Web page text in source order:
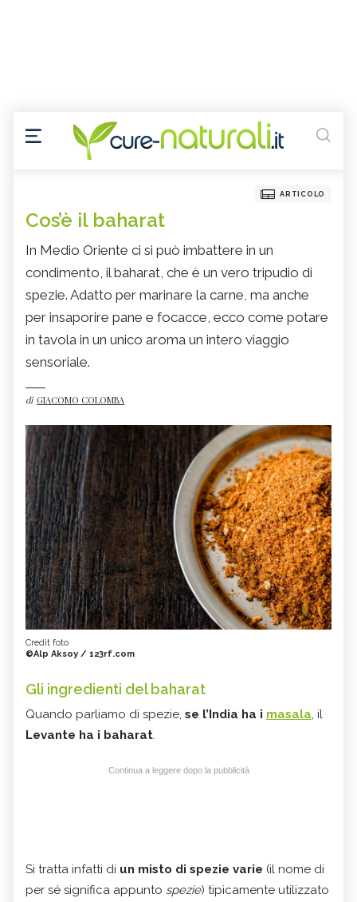
ARTICOLO
Cos’è il baharat
In Medio Oriente ci si può imbattere in un
condimento, il baharat, che è un vero tripudio di
spezie. Adatto per marinare la carne, ma anche
per insaporire pane e focacce, ecco come potare
in tavola in un unico aroma un intero viaggio
sensoriale.
di GIACOMO COLOMBA
Credit foto
©Alp Aksoy / 123rf.com
Gli ingredienti del baharat
Quando parliamo di spezie, se l’India ha i masala, il
Levante ha i baharat.
Continua a leggere dopo la pubblicità
Si tratta infatti di un misto di spezie varie (il nome di
per sé significa appunto spezie) tipicamente utilizzato